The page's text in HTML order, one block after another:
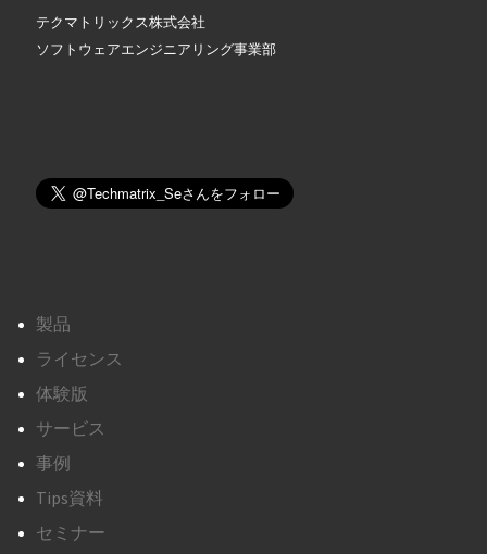
テクマトリックス株式会社
ソフトウェアエンジニアリング事業部
製品
ライセンス
体験版
サービス
事例
Tips資料
セミナー